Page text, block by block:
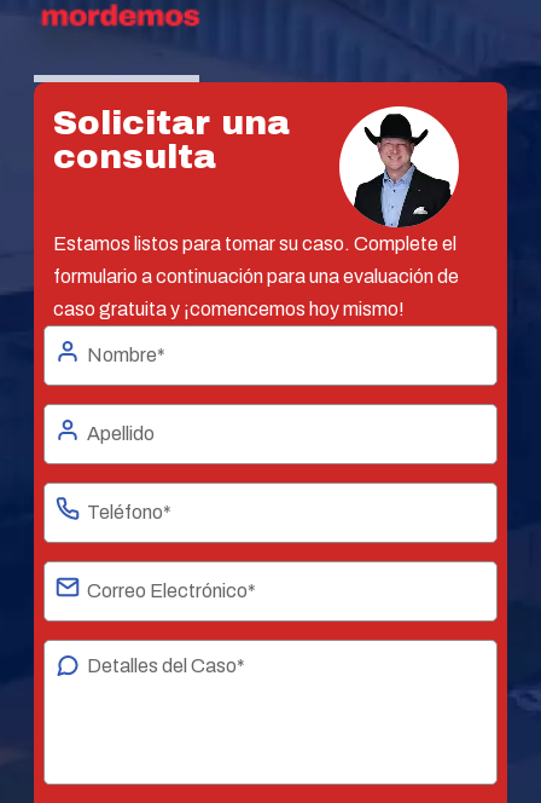
Solicitar una
consulta
Estamos listos para tomar su caso. Complete el
formulario a continuación para una evaluación de
caso gratuita y ¡comencemos hoy mismo!